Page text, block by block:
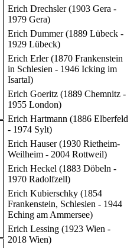
Erich Drechsler (1903 Gera -
1979 Gera)
Erich Dummer (1889 Lübeck -
1929 Lübeck)
Erich Erler (1870 Frankenstein
in Schlesien - 1946 Icking im
Isartal)
Erich Goeritz (1889 Chemnitz -
1955 London)
Erich Hartmann (1886 Elberfeld
- 1974 Sylt)
Erich Hauser (1930 Rietheim-
Weilheim - 2004 Rottweil)
Erich Heckel (1883 Döbeln -
1970 Radolfzell)
Erich Kubierschky (1854
Frankenstein, Schlesien - 1944
Eching am Ammersee)
Erich Lessing (1923 Wien -
2018 Wien)